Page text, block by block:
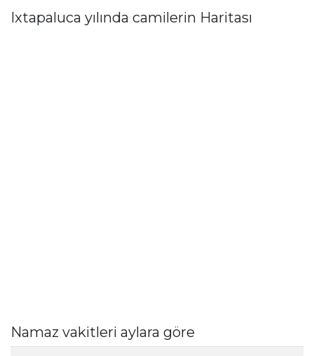
Ixtapaluca yılında camilerin Haritası
Namaz vakitleri aylara göre